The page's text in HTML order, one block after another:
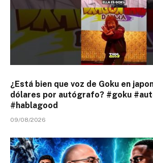
¿Está bien que voz de Goku en
dólares por autógrafo? #goku
#hablagood
09/08/2026